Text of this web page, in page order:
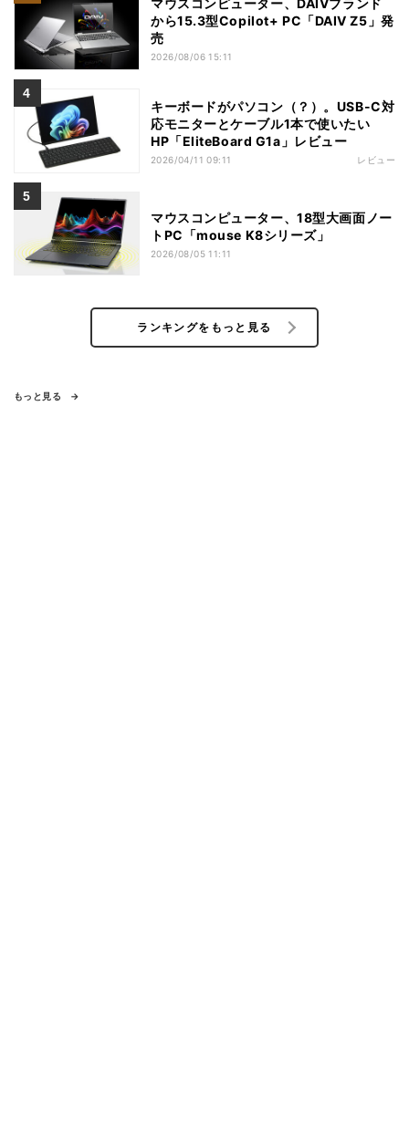
マウスコンピューター、DAIVブランド
から15.3型Copilot+ PC「DAIV Z5」発
売
2026/08/06 15:11
キーボードがパソコン（？）。USB-C対
応モニターとケーブル1本で使いたい
HP「EliteBoard G1a」レビュー
2026/04/11 09:11 レビュー
マウスコンピューター、18型大画面ノー
トPC「mouse K8シリーズ」
2026/08/05 11:11
ランキングをもっと見る
もっと見る